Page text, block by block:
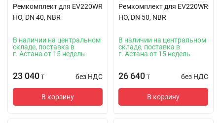
Ремкомплект для EV220WR
НО, DN 40, NBR
В наличии на центральном
складе, поставка в
г. Астана от 15 недель
23 040 T без НДС
В корзину
Ремкомплект для EV220WR
НО, DN 50, NBR
В наличии на центральном
складе, поставка в
г. Астана от 15 недель
26 640 T без НДС
В корзину